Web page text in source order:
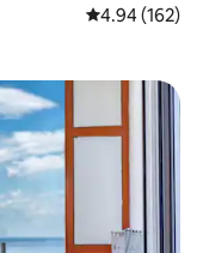
レビュー162
4.94 (162)